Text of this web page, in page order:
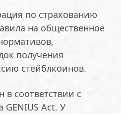
по страхованию
на общественное
получения
стейблкоинов.
в соответствии с
Act. У